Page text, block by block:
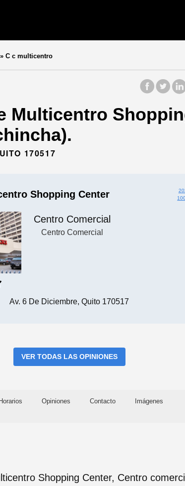
» C c multicentro
Multicentro
170517
Shopping Center
Centro Comercial
Centro Comercial
Av. 6 De Diciembre, Quito 170517
VER TODAS LAS OPINIONES
Opiniones Contacto Imágenes
Shopping Center, Centro